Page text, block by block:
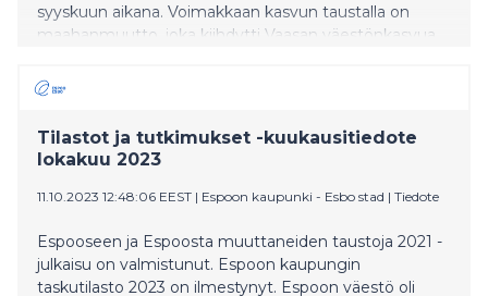
syyskuun aikana. Voimakkaan kasvun taustalla on
maahanmuutto, joka kiihdytti Vaasan väestönkasvua
Tilastot ja tutkimukset -kuukausitiedote
lokakuu 2023
11.10.2023 12:48:06 EEST | Espoon kaupunki - Esbo stad | Tiedote
Espooseen ja Espoosta muuttaneiden taustoja 2021 -
julkaisu on valmistunut. Espoon kaupungin
taskutilasto 2023 on ilmestynyt. Espoon väestö oli